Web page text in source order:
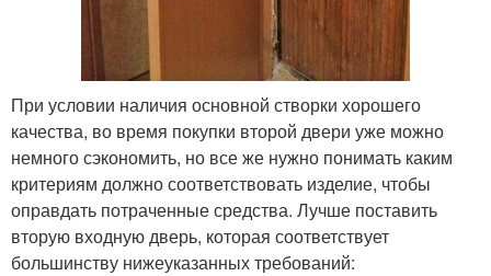
При условии наличия основной створки хорошего
качества, во время покупки второй двери уже можно
немного сэкономить, но все же нужно понимать каким
критериям должно соответствовать изделие, чтобы
оправдать потраченные средства. Лучше поставить
вторую входную дверь, которая соответствует
большинству нижеуказанных требований: